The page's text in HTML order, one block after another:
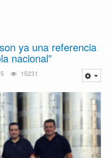
ya una referencia
nacional”
15231